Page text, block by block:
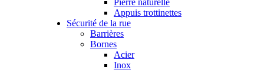
Pierre naturelle
Appuis trottinettes
Sécurité de la rue
Barrières
Bornes
Acier
Inox